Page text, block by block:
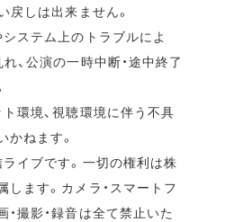
戻しは出来ません。
ステム上のトラブルによ
、公演の一時中断・途中終了
環境、視聴環境に伴う不具
ねます。
イブです。一切の権利は株
ます。カメラ・スマートフ
撮影・録音は全て禁止いた